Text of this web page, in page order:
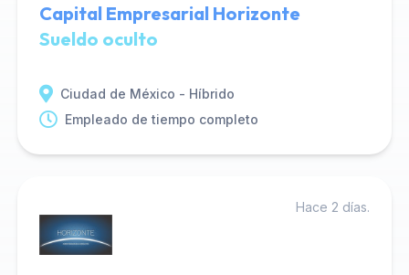
Capital Empresarial Horizonte
Sueldo oculto
Ciudad de México - Híbrido
Empleado de tiempo completo
Hace 2 días.